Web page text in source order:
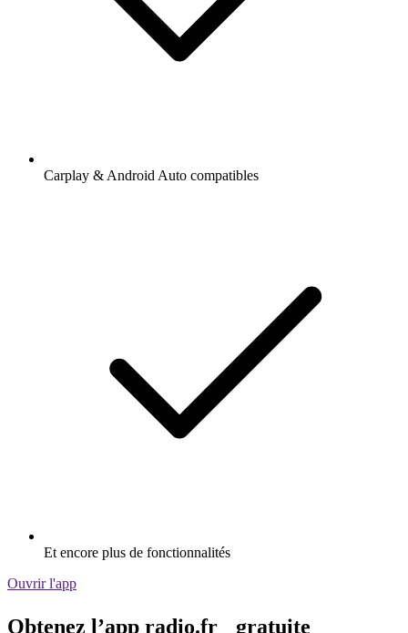
Carplay & Android Auto compatibles
Et encore plus de fonctionnalités
Ouvrir l'app
Obtenez l’app radio.fr gratuite